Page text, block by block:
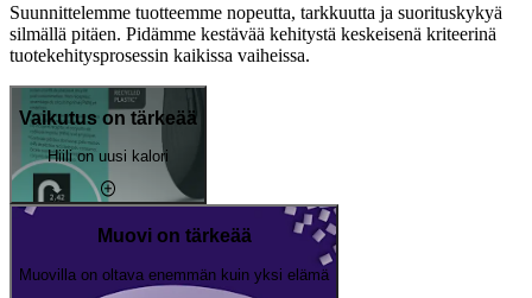
Suunnittelemme tuotteemme nopeutta, tarkkuutta ja suorituskykyä
silmällä pitäen. Pidämme kestävää kehitystä keskeisenä kriteerinä
tuotekehitysprosessin kaikissa vaiheissa.
Vaikutus on tärkeää
Hiili on uusi kalori
Muovi on tärkeää
Muovilla on oltava enemmän kuin yksi elämä